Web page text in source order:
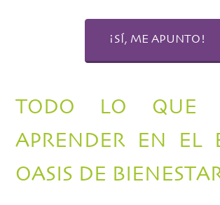
¡SÍ, ME APUNTO!
TODO LO QUE
APRENDER EN EL
OASIS DE